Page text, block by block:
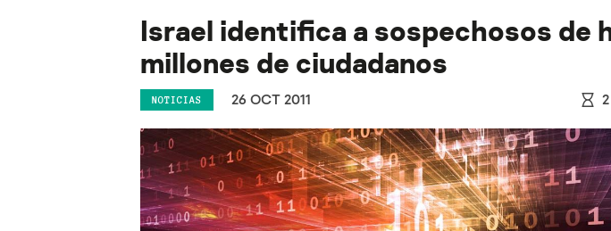
Israel identifica a sospechosos de
millones de ciudadanos
NOTICIAS 26 OCT 2011 2